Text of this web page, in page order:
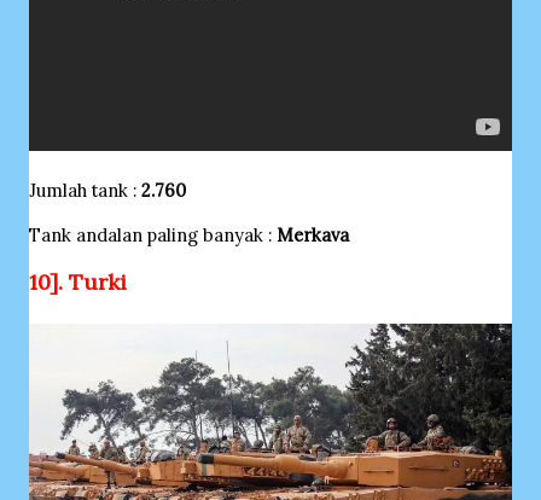
Jumlah tank : 2.760
Tank andalan paling banyak : Merkava
10]. Turki